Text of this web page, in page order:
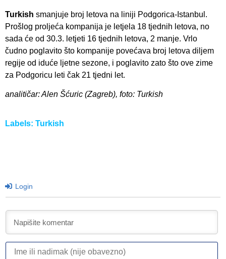
Turkish smanjuje broj letova na liniji Podgorica-Istanbul.
Prošlog proljeća kompanija je letjela 18 tjednih letova, no
sada će od 30.3. letjeti 16 tjednih letova, 2 manje. Vrlo
čudno poglavito što kompanije povećava broj letova diljem
regije od iduće ljetne sezone, i poglavito zato što ove zime
za Podgoricu leti čak 21 tjedni let.
analitičar: Alen Šćuric (Zagreb), foto: Turkish
Labels: Turkish
Login